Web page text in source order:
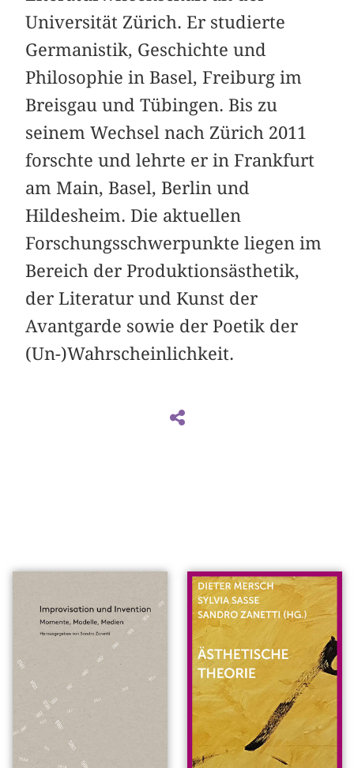
Universität Zürich. Er studierte
Germanistik, Geschichte und
Philosophie in Basel, Freiburg im
Breisgau und Tübingen. Bis zu
seinem Wechsel nach Zürich 2011
forschte und lehrte er in Frankfurt
am Main, Basel, Berlin und
Hildesheim. Die aktuellen
Forschungsschwerpunkte liegen im
Bereich der Produktionsästhetik,
der Literatur und Kunst der
Avantgarde sowie der Poetik der
(Un-)Wahrscheinlichkeit.